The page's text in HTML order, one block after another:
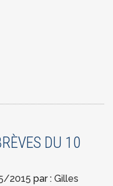
DU 10
2015 par : Gilles